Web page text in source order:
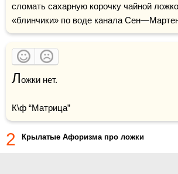
сломать сахарную корочку чайной
«блинчики» по воде канала
Ложки нет.
К\ф “Матрица”
2 Крылатые Афоризма про ложки